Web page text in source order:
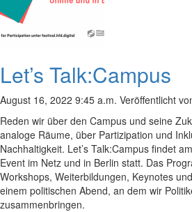
Let’s Talk:Campus
August 16, 2022 9:45 a.m. Veröffentlicht
Reden wir über den Campus und seine
analoge Räume, über Partizipation und
Nachhaltigkeit. Let’s Talk:Campus findet
Event im Netz und in Berlin statt. Das
Workshops, Weiterbildungen, Keynotes
einem politischen Abend, an dem wir
zusammenbringen.